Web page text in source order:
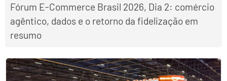
Fórum E-Commerce Brasil 2026, Dia 2: comércio
agêntico, dados e o retorno da fidelização em
resumo